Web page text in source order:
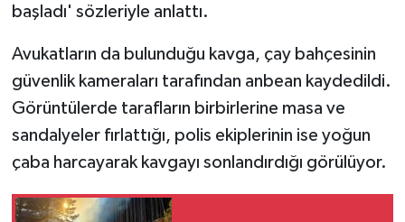
başladı' sözleriyle anlattı.
Avukatların da bulunduğu kavga, çay bahçesinin
güvenlik kameraları tarafından anbean kaydedildi.
Görüntülerde tarafların birbirlerine masa ve
sandalyeler fırlattığı, polis ekiplerinin ise yoğun
çaba harcayarak kavgayı sonlandırdığı görülüyor.
YEREL
Yerel Haberler